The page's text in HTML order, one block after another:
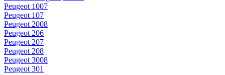
Peugeot 1007
Peugeot 107
Peugeot 2008
Peugeot 206
Peugeot 207
Peugeot 208
Peugeot 3008
Peugeot 301